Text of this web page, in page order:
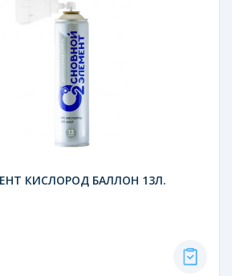
КИСЛОРОД БАЛЛОН 13Л.